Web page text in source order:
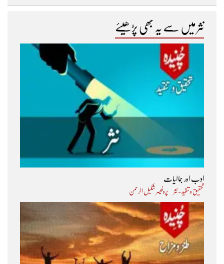
نثر میں سے یہ بھی پڑھیئے
ادب اور جمالیات
تحقیق و تنقید - نثر پروفیسر شکیل الرحمن